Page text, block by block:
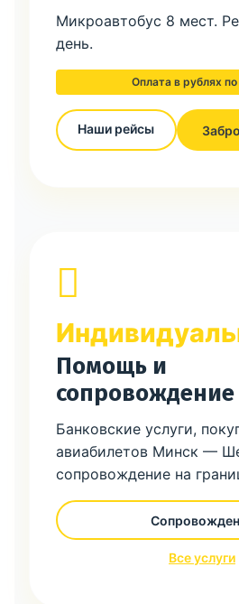
Микроавтобус 8 мест.
день.
Оплата в рублях
Наши рейсы
Помощь и
сопровождение
Банковские услуги,
авиабилетов Минск —
сопровождение на
Все услуги